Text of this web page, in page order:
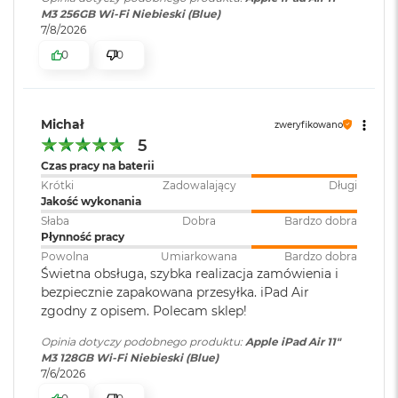
k
A
i
R
A
M
W
e
d
ł
u
g
p
o
e
m
n
Złącza:
1 x USB-C, 1 x Smart Connector, 1
Dźwięk
układzie poziomym,
Wbudowane dwa mikrofony
Bateria: Litowo-polimerowa
Pojemność baterii: 28,93 Wh
Szacunkowy czas
do 10h
M3 256GB Wi-Fi Niebieski (Blue)
7/8/2026
0
0
Michał zweryfikowano
5
Czas pracy na baterii
Krótki
Zadowalający
Długi
Jakość wykonania
Słaba
Dobra
Bardzo dobra
Płynność pracy
Powolna
Umiarkowana Bardzo dobra
Świetna obsługa, szybka realizacja zamówienia i
bezpiecznie zapakowana przesyłka. iPad Air
zgodny z opisem. Polecam sklep!
Opinia dotyczy podobnego produktu: Apple iPad Air 11"
M3 128GB Wi-Fi Niebieski (Blue)
7/6/2026